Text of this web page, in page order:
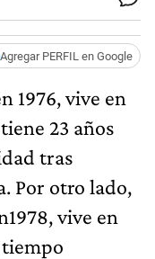
Agregar PERFIL en Google
1976, vive en
23 años
tras
Por otro lado,
vive en
tiempo